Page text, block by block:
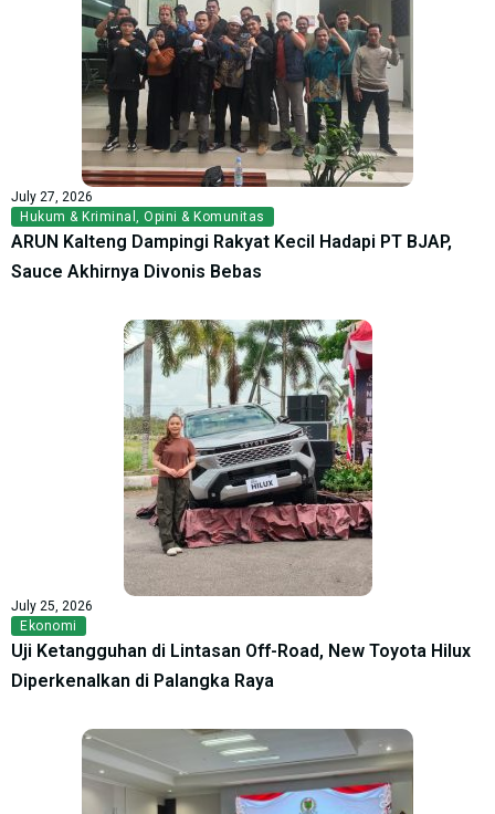
July 27, 2026
Hukum & Kriminal , Opini & Komunitas
ARUN Kalteng Dampingi Rakyat Kecil Hadapi PT BJAP,
Sauce Akhirnya Divonis Bebas
July 25, 2026
Ekonomi
Uji Ketangguhan di Lintasan Off-Road, New Toyota Hilux
Diperkenalkan di Palangka Raya